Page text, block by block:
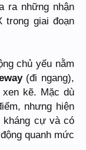
ra những nhận
trong giai đoạn
chủ yếu nằm
(đi ngang),
kẽ. Mặc dù
nhưng hiện
cự và có
quanh mức